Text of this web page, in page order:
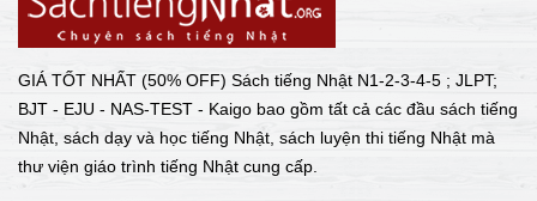
GIÁ TỐT NHẤT (50% OFF) Sách tiếng Nhật N1-2-3-4-5 ; JLPT;
BJT - EJU - NAS-TEST - Kaigo bao gồm tất cả các đầu sách tiếng
Nhật, sách dạy và học tiếng Nhật, sách luyện thi tiếng Nhật mà
thư viện giáo trình tiếng Nhật cung cấp.